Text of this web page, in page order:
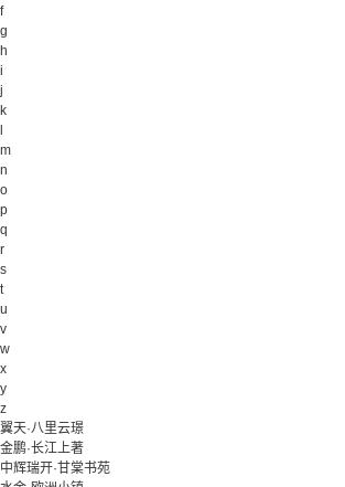
f
g
h
i
j
k
m
n
o
p
q
r
s
t
u
v
w
x
y
z
翼天·八里云璟
金鹏·长江上著
中辉瑞开·甘棠书苑